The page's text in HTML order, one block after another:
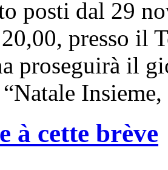
posti dal 29
presso il
proseguirà il
à cette brève